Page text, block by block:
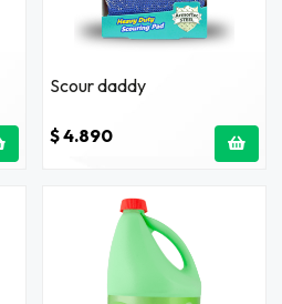
Scour daddy
$ 4.890